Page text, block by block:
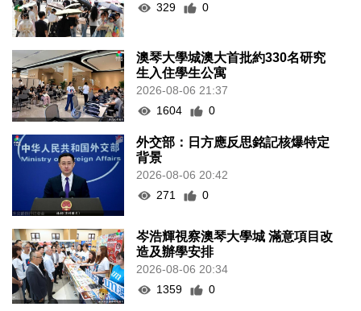
329
0
澳琴大學城澳大首批約330名研究
生入住學生公寓
2026-08-06 21:37
1604
0
外交部：日方應反思銘記核爆特定
背景
2026-08-06 20:42
271
0
岑浩輝視察澳琴大學城 滿意項目改
造及辦學安排
2026-08-06 20:34
1359
0